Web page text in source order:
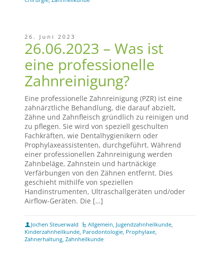
26. Juni 2023
26.06.2023 – Was ist
eine professionelle
Zahnreinigung?
Eine professionelle Zahnreinigung (PZR) ist eine
zahnärztliche Behandlung, die darauf abzielt,
Zähne und Zahnfleisch gründlich zu reinigen und
zu pflegen. Sie wird von speziell geschulten
Fachkräften, wie Dentalhygienikern oder
Prophylaxeassistenten, durchgeführt. Während
einer professionellen Zahnreinigung werden
Zahnbeläge, Zahnstein und hartnäckige
Verfärbungen von den Zähnen entfernt. Dies
geschieht mithilfe von speziellen
Handinstrumenten, Ultraschallgeräten und/oder
Airflow-Geräten. Die […]
Jochen Steuerwald Allgemein, Jugendzahnheilkunde,
Kinderzahnheilkunde, Parodontologie, Prophylaxe,
Zahnerhaltung, Zahnheilkunde